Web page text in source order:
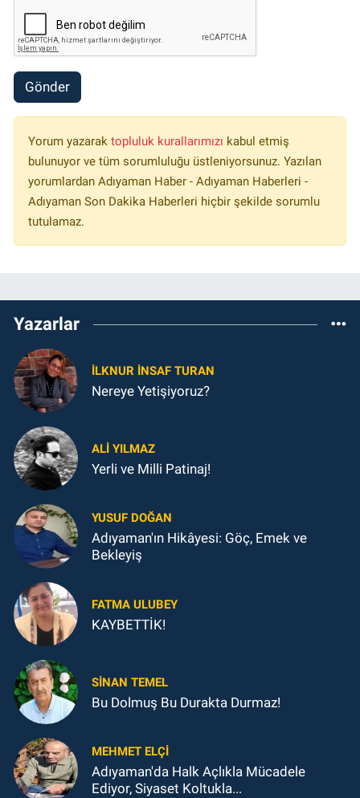
Gönder
Yorum yazarak topluluk kurallarımızı kabul etmiş
bulunuyor ve tüm sorumluluğu üstleniyorsunuz. Yazılan
yorumlardan Adıyaman Haber - Adıyaman Haberleri -
Adıyaman Son Dakika Haberleri hiçbir şekilde sorumlu
tutulamaz.
Yazarlar
İLKNUR İNSAF TURAN
Nereye Yetişiyoruz?
ALI YILMAZ
Yerli ve Milli Patinaj!
YUSUF DOĞAN
Adıyaman'ın Hikâyesi: Göç, Emek ve
Bekleyiş
FATMA ULUBEY
KAYBETTİK!
SINAN TEMEL
Bu Dolmuş Bu Durakta Durmaz!
MEHMET ELÇI
Adıyaman'da Halk Açlıkla Mücadele
Ediyor, Siyaset Koltukla...